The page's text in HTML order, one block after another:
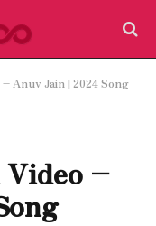
Anuv Jain | 2024 Song
–